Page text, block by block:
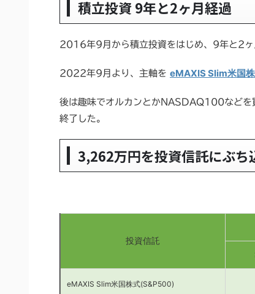
積立投資 9年と2ヶ月経過
2016年9月から積立投資をはじめ、9年と2ヶ
2022年9月より、主軸を eMAXIS Slim米国
後は趣味でオルカンとかNASDAQ100などを
終了した。
3,262万円を投資信託にぶち
投資信託
eMAXIS Slim米国株式(S&P500)